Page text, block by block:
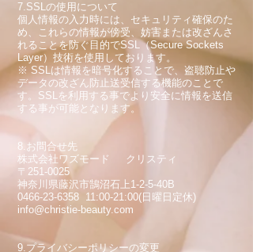
7.SSLの使用について
個人情報の入力時には、セキュリティ確保のた
め、これらの情報が傍受、妨害または改ざんさ
れることを防ぐ目的でSSL（Secure Sockets
Layer）技術を使用しております。
※ SSLは情報を暗号化することで、盗聴防止や
データの改ざん防止送受信する機能のことで
す。SSLを利用する事でより安全に情報を送信
する事が可能となります。
8.お問合せ先
株式会社ワズモード クリスティ
〒251-0025
神奈川県藤沢市鵠沼石上1-2-5-40B
0466-23-6358 11:00-21:00(日曜日定休)
info@christie-beauty.com
9.プライバシーポリシーの変更